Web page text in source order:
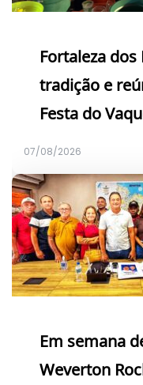
Fortaleza
tradição e
Festa do
07/08/2026
Em semana
Weverton